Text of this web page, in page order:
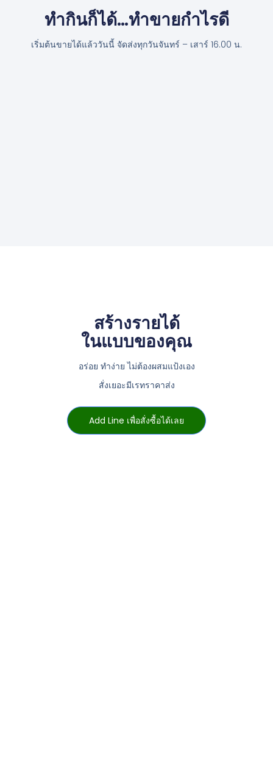
ทำกินก็ได้…ทำขายกำไรดี
เริ่มต้นขายได้แล้ววันนี้ จัดส่งทุกวันจันทร์ – เสาร์ 16.00 น.
สร้างรายได้
ในแบบของคุณ
อร่อย ทำง่าย ไม่ต้องผสมแป้งเอง
สั่งเยอะมีเรทราคาส่ง
Add Line เพื่อสั่งซื้อได้เลย